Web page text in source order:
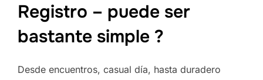
Registro – puede ser
bastante simple ?
Desde encuentros, casual día, hasta duradero